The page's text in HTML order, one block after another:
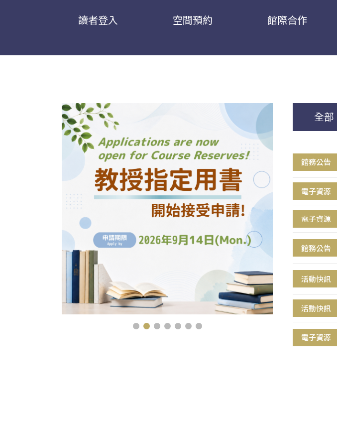
讀者登入 空間預約 館際合作
全部
館務公告
電子資源
電子資源
館務公告
活動快訊
活動快訊
電子資源